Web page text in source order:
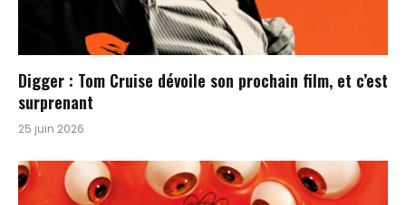
Digger : Tom Cruise dévoile son prochain film, et c’est
surprenant
25 juin 2026